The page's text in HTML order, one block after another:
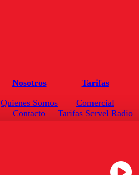
Nosotros
Quienes Somos
Contacto
Tarifas
Comercial
Tarifas Servel Radio